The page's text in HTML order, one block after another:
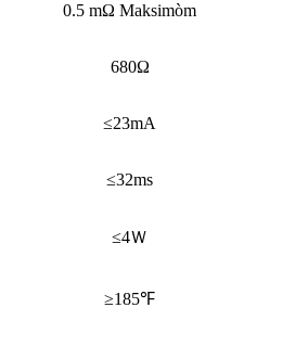
0.5 mΩ Maksimòm
680Ω
≤23mA
≤32ms
≤4Ｗ
≥185℉